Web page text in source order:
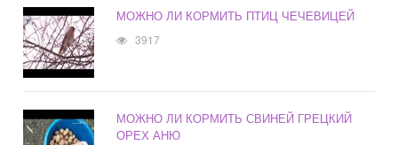
МОЖНО ЛИ КОРМИТЬ ПТИЦ ЧЕЧЕВИЦЕЙ
3917
МОЖНО ЛИ КОРМИТЬ СВИНЕЙ ГРЕЦКИЙ
ОРЕХ АНЮ